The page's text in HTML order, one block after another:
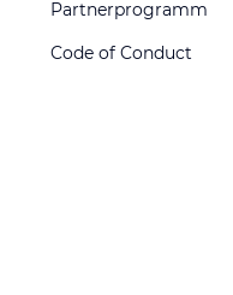
Partnerprogramm
Code of Conduct